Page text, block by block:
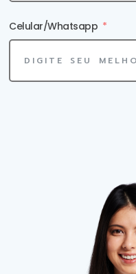
Celular/Whatsapp